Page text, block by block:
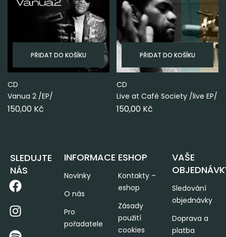
PŘIDAT DO KOŠÍKU
CD
Vanua 2 /EP/
150,00 Kč
PŘIDAT DO KOŠÍKU
CD
Live at Café Society /live EP/
150,00 Kč
SLEDUJTE
NÁS
INFORMACE
Novinky
O nás
Pro
pořadatele
ESHOP
Kontakty –
eshop
Zásady
použití
cookies
VAŠE
Sledování
objednávky
Doprava a
platba